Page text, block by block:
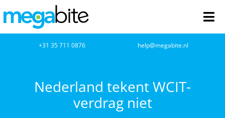
naar
inhoud
+31 35 711 0876 help@megabite.nl
Nederland tekent WCIT-
verdrag niet